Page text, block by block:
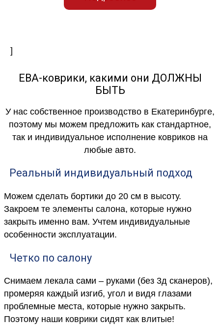
]
ЕВА-коврики, какими они ДОЛЖНЫ
БЫТЬ
У нас собственное производство в Екатеринбурге,
поэтому мы можем предложить как стандартное,
так и индивидуальное исполнение ковриков на
любые авто.
Реальный индивидуальный подход
Можем сделать бортики до 20 см в высоту.
Закроем те элементы салона, которые нужно
закрыть именно вам. Учтем индивидуальные
особенности эксплуатации.
Четко по салону
Снимаем лекала сами – руками (без 3д сканеров),
промеряя каждый изгиб, угол и видя глазами
проблемные места, которые нужно закрыть.
Поэтому наши коврики сидят как влитые!